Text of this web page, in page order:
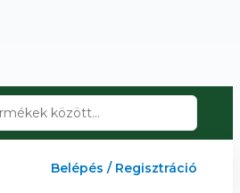
Belépés / Regisztráció